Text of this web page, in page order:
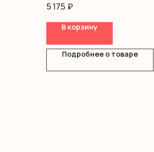
5 175 ₽
В корзину
Подробнее о товаре